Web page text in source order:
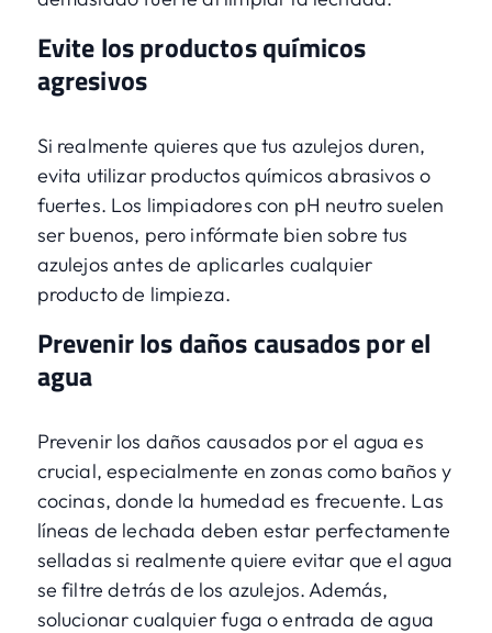
Evite los productos químicos
agresivos
Si realmente quieres que tus azulejos duren,
evita utilizar productos químicos abrasivos o
fuertes. Los limpiadores con pH neutro suelen
ser buenos, pero infórmate bien sobre tus
azulejos antes de aplicarles cualquier
producto de limpieza.
Prevenir los daños causados por el
agua
Prevenir los daños causados por el agua es
crucial, especialmente en zonas como baños y
cocinas, donde la humedad es frecuente. Las
líneas de lechada deben estar perfectamente
selladas si realmente quiere evitar que el agua
se filtre detrás de los azulejos. Además,
solucionar cualquier fuga o entrada de agua